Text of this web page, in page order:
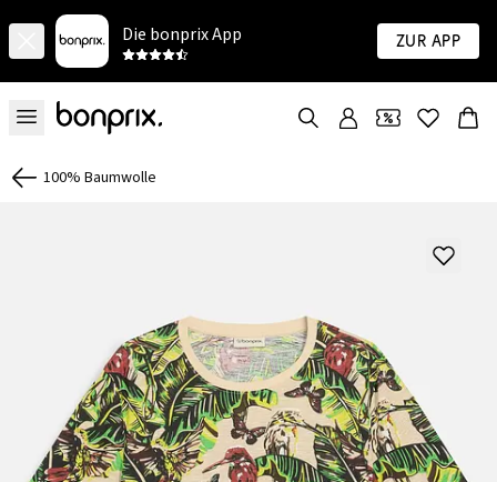
Die bonprix App Zur App
100% Baumwolle